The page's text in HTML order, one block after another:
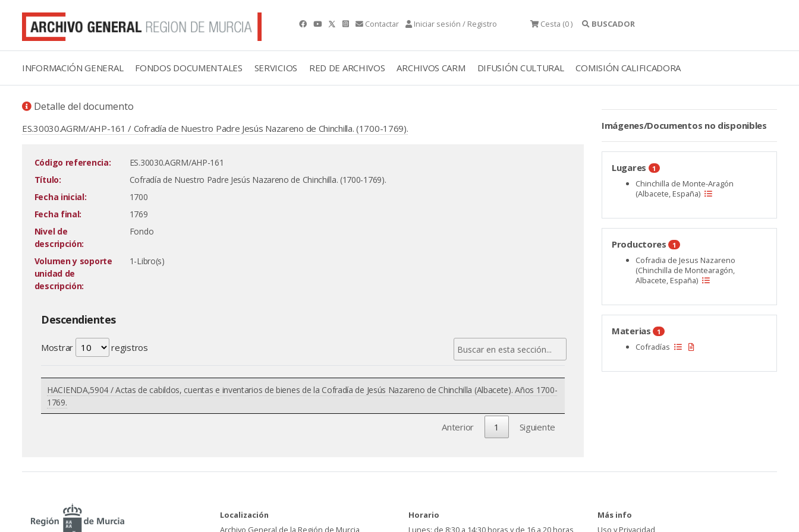
Contactar Iniciar sesión / Registro Cesta (0 ) BUSCADOR
INFORMACIÓN GENERAL FONDOS DOCUMENTALES SERVICIOS RED DE ARCHIVOS ARCHIVOS CARM DIFUSIÓN CULTURAL COMISIÓN CALIFICADORA
Detalle del documento
ES.30030.AGRM/AHP-161 / Cofradía de Nuestro Padre Jesús Nazareno de Chinchilla. (1700-1769).
Código referencia:
ES.30030.AGRM/AHP-161
Título:
Cofradía de Nuestro Padre Jesús Nazareno de Chinchilla. (1700-1769).
Fecha inicial:
1700
Fecha final:
1769
Nivel de
descripción:
Fondo
Volumen y soporte
unidad de
descripción:
1-Libro(s)
Descendientes
Mostrar registros
HACIENDA,5904 / Actas de cabildos, cuentas e inventarios de bienes de la Cofradía de Jesús Nazareno de Chinchilla (Albacete). Años 1700-
1769.
Anterior 1 Siguiente
Imágenes/Documentos no disponibles
Lugares 1
Chinchilla de Monte-Aragón
(Albacete, España)
Productores 1
Cofradia de Jesus Nazareno
(Chinchilla de Montearagón,
Albacete, España)
Materias 1
Cofradías
Localización
Archivo General de la Región de Murcia
Horario
Lunes: de 8:30 a 14:30 horas y de 16 a 20 horas
Más info
Uso y Privacidad